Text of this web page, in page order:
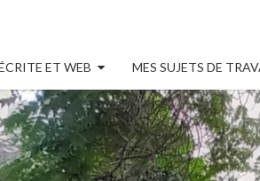
ET WEB MES SUJETS DE